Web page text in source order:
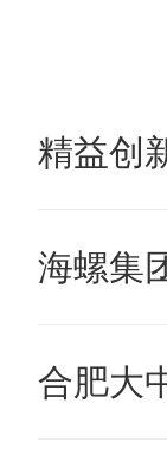
精益创
海螺集
合肥大